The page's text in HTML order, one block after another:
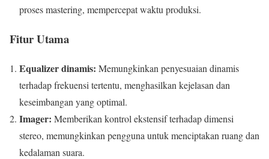
proses mastering, mempercepat waktu produksi.
Fitur Utama
Equalizer dinamis: Memungkinkan penyesuaian dinamis
terhadap frekuensi tertentu, menghasilkan kejelasan dan
keseimbangan yang optimal.
Imager: Memberikan kontrol ekstensif terhadap dimensi
stereo, memungkinkan pengguna untuk menciptakan ruang dan
kedalaman suara.